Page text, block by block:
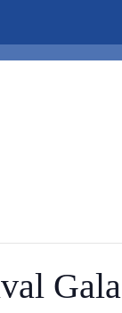
Gala